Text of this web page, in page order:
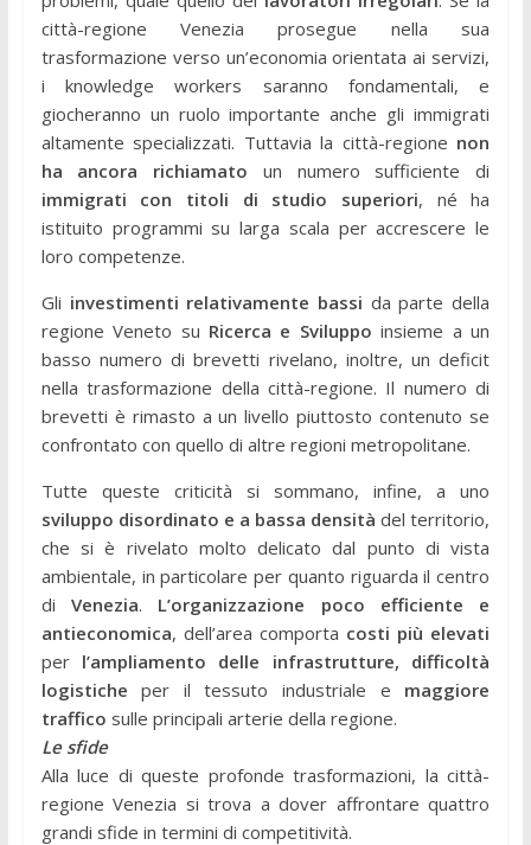
città-regione Venezia prosegue nella sua
trasformazione verso un’economia orientata ai servizi,
i knowledge workers saranno fondamentali, e
giocheranno un ruolo importante anche gli immigrati
altamente specializzati. Tuttavia la città-regione non
ha ancora richiamato un numero sufficiente di
immigrati con titoli di studio superiori, né ha
istituito programmi su larga scala per accrescere le
loro competenze.
Gli investimenti relativamente bassi da parte della
regione Veneto su Ricerca e Sviluppo insieme a un
basso numero di brevetti rivelano, inoltre, un deficit
nella trasformazione della città-regione. Il numero di
brevetti è rimasto a un livello piuttosto contenuto se
confrontato con quello di altre regioni metropolitane.
Tutte queste criticità si sommano, infine, a uno
sviluppo disordinato e a bassa densità del territorio,
che si è rivelato molto delicato dal punto di vista
ambientale, in particolare per quanto riguarda il centro
diVenezia. L’organizzazione poco efficiente e
antieconomica, dell’area comporta costi più elevati
per l’ampliamento delle infrastrutture, difficoltà
logistiche per il tessuto industriale e maggiore
traffico sulle principali arterie della regione.
Le sfide
Alla luce di queste profonde trasformazioni, la città-
regione Venezia si trova a dover affrontare quattro
grandi sfide in termini di competitività.